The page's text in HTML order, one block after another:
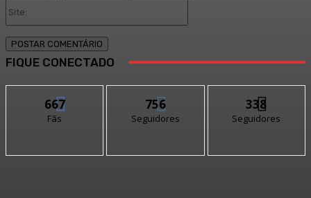
FIQUE CONECTADO
667
Fãs
756
Seguidores
338
Seguidores